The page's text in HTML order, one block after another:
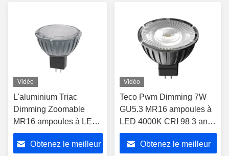
Vidéo
L'aluminium Triac
Dimming Zoomable
MR16 ampoules à LED
projecteur 12V 7.5W
3000K GU5.3 Base
Obtenez le meilleur
Vidéo
Teco Pwm Dimming 7W
GU5.3 MR16 ampoules à
LED 4000K CRI 98 3 ans
de garantie
Obtenez le meilleur